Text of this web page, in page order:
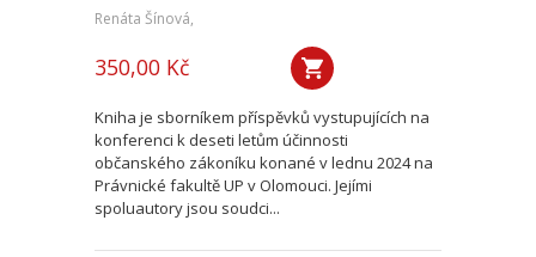
Renáta Šínová,
350,00 Kč
Kniha je sborníkem příspěvků vystupujících na
konferenci k deseti letům účinnosti
občanského zákoníku konané v lednu 2024 na
Právnické fakultě UP v Olomouci. Jejími
spoluautory jsou soudci...